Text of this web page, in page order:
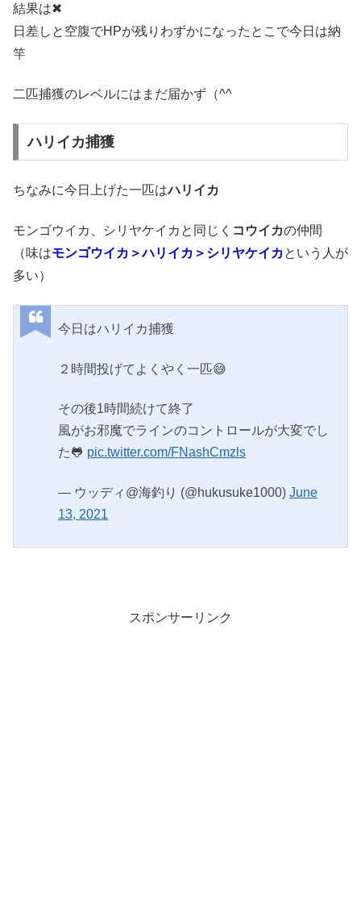
結果は✖
日差しと空腹でHPが残りわずかになったとこで今日は納
竿
二匹捕獲のレベルにはまだ届かず（^^ゞ
ハリイカ捕獲
ちなみに今日上げた一匹はハリイカ
モンゴウイカ、シリヤケイカと同じく コウイカの仲間
（味はモンゴウイカ＞ハリイカ＞シリヤケイカという人が
多い）
今日はハリイカ捕獲
２時間投げてよくやく一匹😅
その後1時間続けて終了
風がお邪魔でラインのコントロールが大変でし
た🐸 pic.twitter.com/FNashCmzls
— ウッディ@海釣り (@hukusuke1000) June
13, 2021
スポンサーリンク